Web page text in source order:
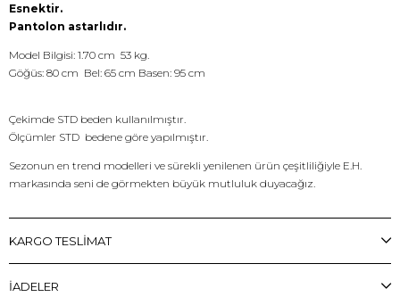
Esnektir.
Pantolon astarlıdır.
Model Bilgisi: 1.70 cm 53 kg.
Göğüs: 80 cm Bel: 65 cm Basen: 95 cm
Çekimde STD beden kullanılmıştır.
Ölçümler STD bedene göre yapılmıştır.
Sezonun en trend modelleri ve sürekli yenilenen ürün çeşitliliğiyle E.H.
markasında seni de görmekten büyük mutluluk duyacağız.
KARGO TESLİMAT
İADELER